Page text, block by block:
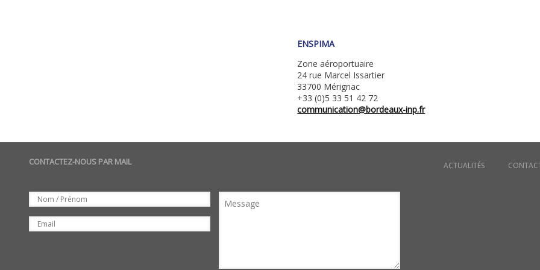
ENSPIMA
Zone aéroportuaire
24 rue Marcel Issartier
33700 Mérignac
+33 (0)5 33 51 42 72
communication@bordeaux-inp.fr
CONTACTEZ-NOUS PAR MAIL
Nom
Email
Message
ACTUALITÉS